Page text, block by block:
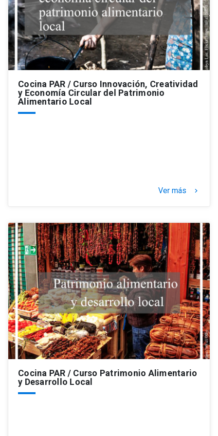
Cocina PAR / Curso Innovación, Creatividad
y Economía Circular del Patrimonio
Alimentario Local
Ver más keyboard_arrow_right
Cocina PAR / Curso Patrimonio Alimentario
y Desarrollo Local